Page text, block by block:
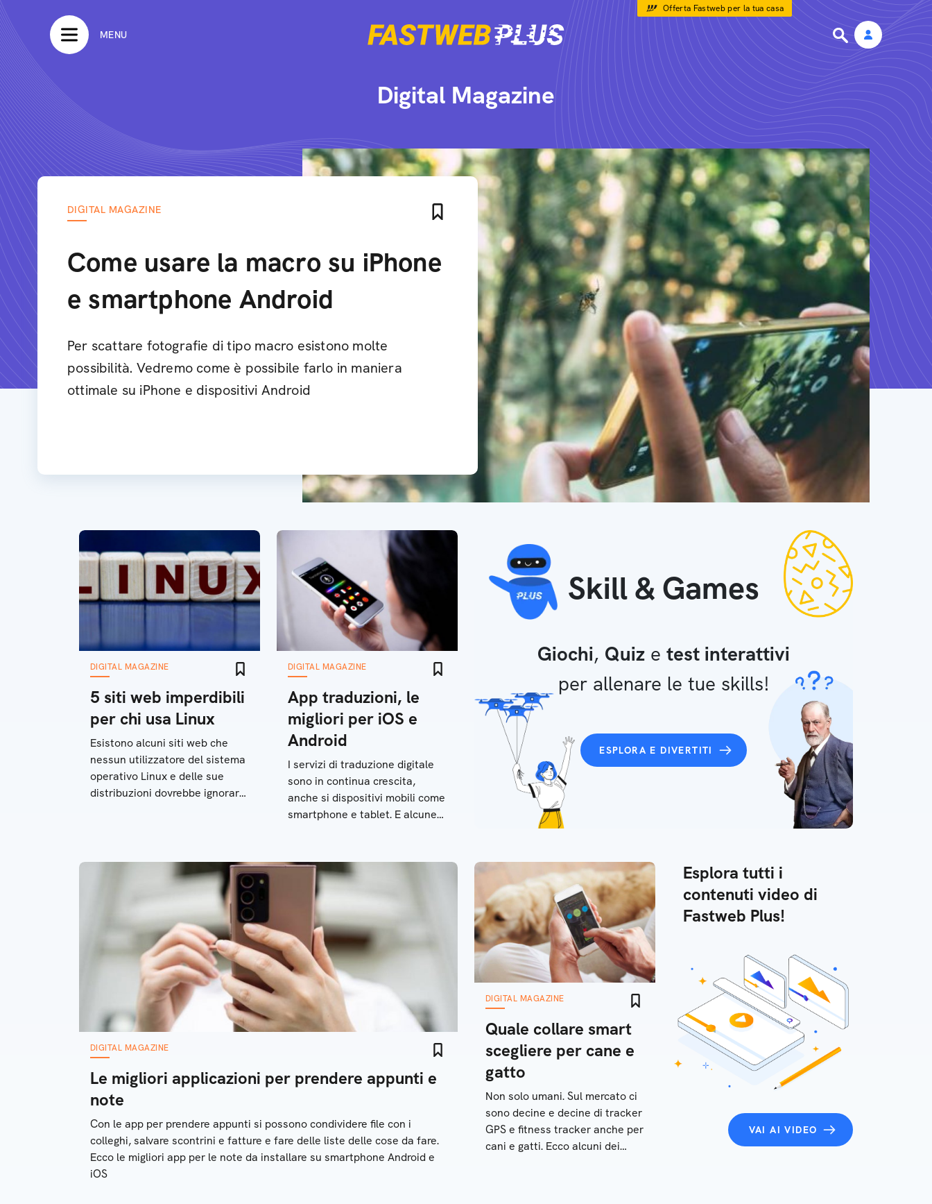
Offerta Fastweb per la tua casa
MENU
Digital Magazine
DIGITAL MAGAZINE
Come usare la macro su iPhone
e smartphone Android
Per scattare fotografie di tipo macro esistono molte
possibilità. Vedremo come è possibile farlo in maniera
ottimale su iPhone e dispositivi Android
DIGITAL MAGAZINE
5 siti web imperdibili
per chi usa Linux
Esistono alcuni siti web che
nessun utilizzatore del sistema
operativo Linux e delle sue
distribuzioni dovrebbe ignorare.
DIGITAL MAGAZINE
App traduzioni, le
migliori per iOS e
Android
I servizi di traduzione digitale
sono in continua crescita,
anche si dispositivi mobili come
smartphone e tablet. E alcune
Skill & Games
Giochi, Quiz e test interattivi
per allenare le tue skills!
ESPLORA E DIVERTITI
DIGITAL MAGAZINE
Le migliori applicazioni per prendere appunti e
note
Con le app per prendere appunti si possono condividere file con i
colleghi, salvare scontrini e fatture e fare delle liste delle cose da fare.
Ecco le migliori app per le note da installare su smartphone Android e
iOS
DIGITAL MAGAZINE
Quale collare smart
scegliere per cane e
gatto
Non solo umani. Sul mercato ci
sono decine e decine di tracker
GPS e fitness tracker anche per
cani e gatti. Ecco alcuni dei
Esplora tutti i
contenuti video di
Fastweb Plus!
VAI AI VIDEO